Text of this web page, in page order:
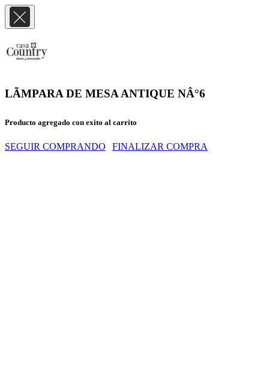
LÃMPARA DE MESA ANTIQUE NÂ°6
Producto agregado con exito al carrito
SEGUIR COMPRANDO FINALIZAR COMPRA